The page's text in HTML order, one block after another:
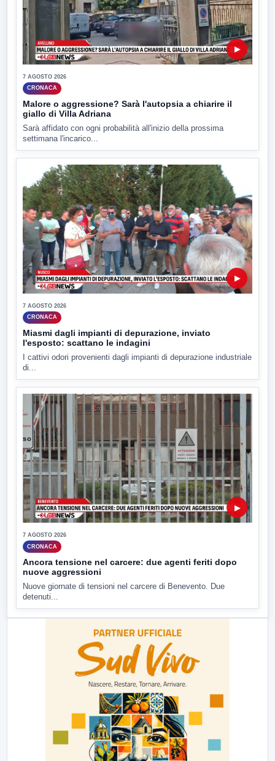
▶
7 AGOSTO 2026
CRONACA
Malore o aggressione? Sarà l'autopsia a chiarire il
giallo di Villa Adriana
Sarà affidato con ogni probabilità all'inizio della prossima
settimana l'incarico...
▶
7 AGOSTO 2026
CRONACA
Miasmi dagli impianti di depurazione, inviato
l'esposto: scattano le indagini
I cattivi odori provenienti dagli impianti di depurazione industriale
di...
▶
7 AGOSTO 2026
CRONACA
Ancora tensione nel carcere: due agenti feriti dopo
nuove aggressioni
Nuove giornate di tensioni nel carcere di Benevento. Due
detenuti...